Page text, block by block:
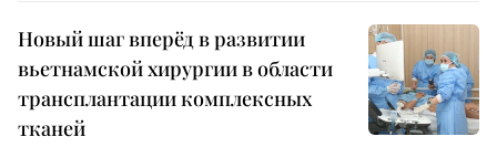
Новый шаг вперёд в развитии
вьетнамской хирургии в области
трансплантации комплексных
тканей